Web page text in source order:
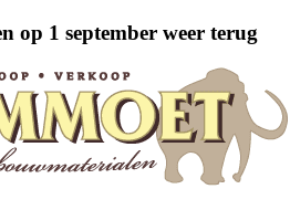
op 1 september weer terug